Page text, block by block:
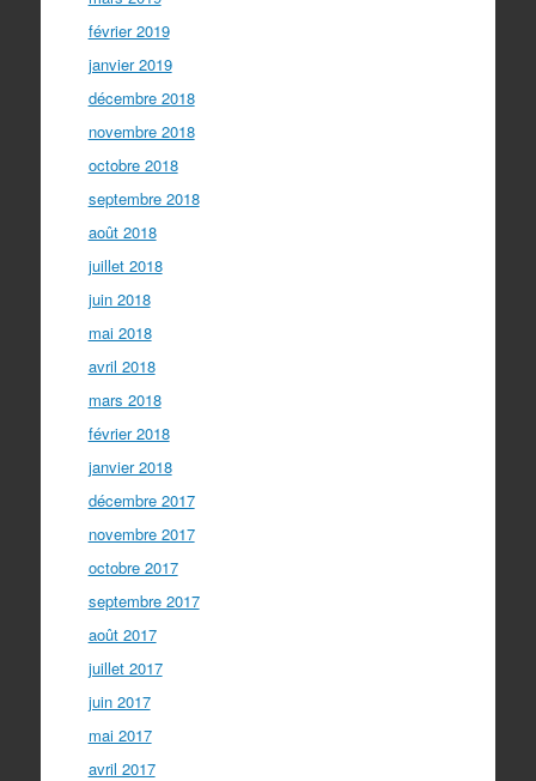
février 2019
janvier 2019
décembre 2018
novembre 2018
octobre 2018
septembre 2018
août 2018
juillet 2018
juin 2018
mai 2018
avril 2018
mars 2018
février 2018
janvier 2018
décembre 2017
novembre 2017
octobre 2017
septembre 2017
août 2017
juillet 2017
juin 2017
mai 2017
avril 2017